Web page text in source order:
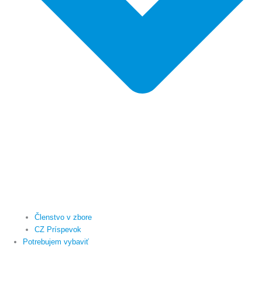
Členstvo v zbore
CZ Príspevok
Potrebujem vybaviť